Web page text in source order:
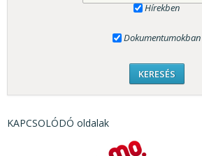
Hírekben
Dokumentumokban
KAPCSOLÓDÓ oldalak